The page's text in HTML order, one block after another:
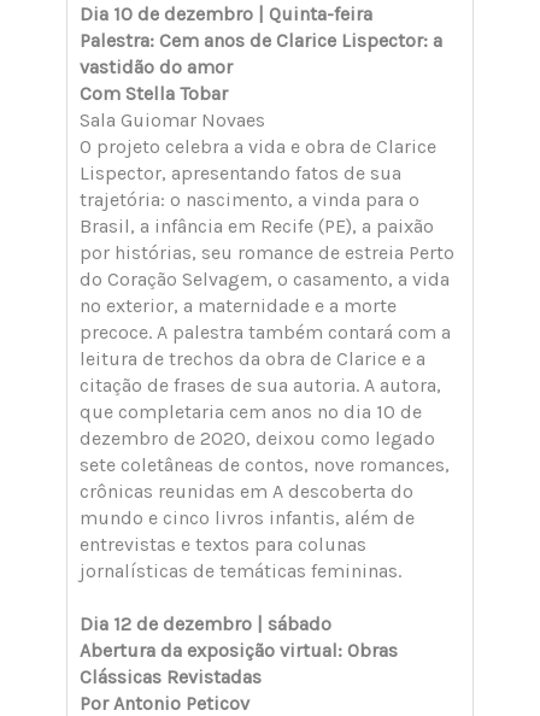
Dia 10 de dezembro | Quinta-feira
Palestra: Cem anos de Clarice Lispector: a
vastidão do amor
Com Stella Tobar
Sala Guiomar Novaes
O projeto celebra a vida e obra de Clarice
Lispector, apresentando fatos de sua
trajetória: o nascimento, a vinda para o
Brasil, a infância em Recife (PE), a paixão
por histórias, seu romance de estreia Perto
do Coração Selvagem, o casamento, a vida
no exterior, a maternidade e a morte
precoce. A palestra também contará com a
leitura de trechos da obra de Clarice e a
citação de frases de sua autoria. A autora,
que completaria cem anos no dia 10 de
dezembro de 2020, deixou como legado
sete coletâneas de contos, nove romances,
crônicas reunidas em A descoberta do
mundo e cinco livros infantis, além de
entrevistas e textos para colunas
jornalísticas de temáticas femininas.
Dia 12 de dezembro | sábado
Abertura da exposição virtual: Obras
Clássicas Revistadas
Por Antonio Peticov